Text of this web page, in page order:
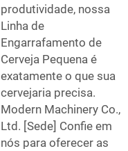
produtividade, nossa
Linha de
Engarrafamento de
Cerveja Pequena é
exatamente o que sua
cervejaria precisa.
Modern Machinery Co.,
Ltd. [Sede] Confie em
nós para oferecer as